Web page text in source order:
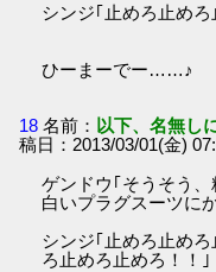
シンジ｢止めろ止め
ひーまーでー……♪
18 名前： 以下、名無し
稿日：2013/03/01(金)
ゲンドウ｢そうそう、
白いプラグスーツに
シンジ｢止めろ止め
ろ止めろ止めろ！！｣